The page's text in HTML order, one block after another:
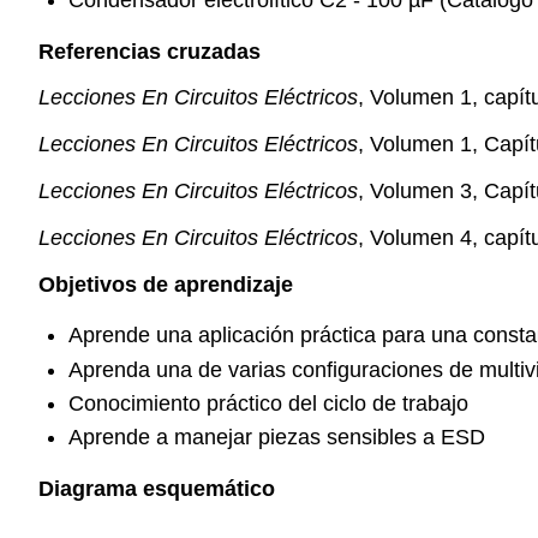
Referencias cruzadas
Lecciones En Circuitos Eléctricos, Volumen 1,
Lecciones En Circuitos Eléctricos, Volumen 1,
Lecciones En Circuitos Eléctricos, Volumen 3,
Lecciones En Circuitos Eléctricos, Volumen 4,
Objetivos de aprendizaje
Aprende una aplicación práctica para una
Aprenda una de varias configuraciones de
Conocimiento práctico del ciclo de trabajo
Aprende a manejar piezas sensibles a ESD
Diagrama esquemático